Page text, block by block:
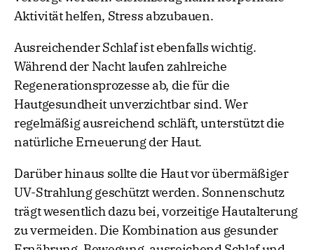
Aktivität helfen, Stress abzubauen.
Ausreichender Schlaf ist ebenfalls wichtig.
Während der Nacht laufen zahlreiche
Regenerationsprozesse ab, die für die
Hautgesundheit unverzichtbar sind. Wer
regelmäßig ausreichend schläft, unterstützt die
natürliche Erneuerung der Haut.
Darüber hinaus sollte die Haut vor übermäßiger
UV-Strahlung geschützt werden. Sonnenschutz
trägt wesentlich dazu bei, vorzeitige Hautalterung
zu vermeiden. Die Kombination aus gesunder